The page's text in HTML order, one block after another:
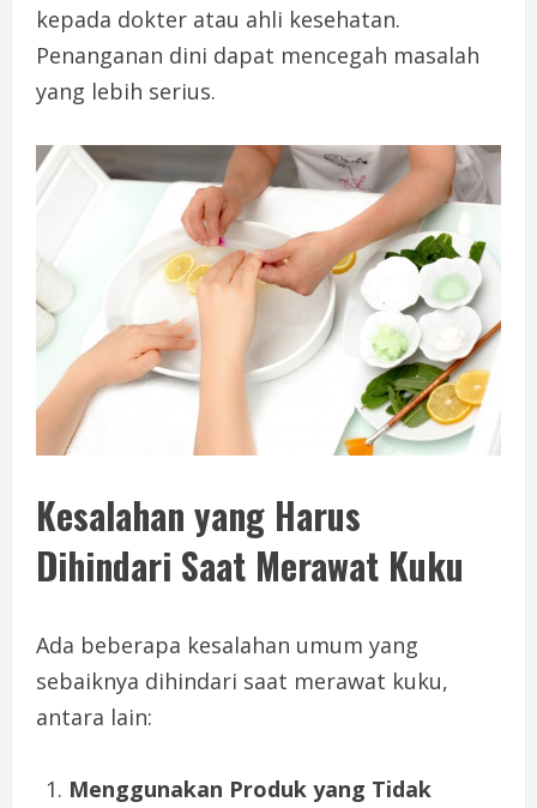
kepada dokter atau ahli kesehatan.
Penanganan dini dapat mencegah masalah
yang lebih serius.
Kesalahan yang Harus
Dihindari Saat Merawat Kuku
Ada beberapa kesalahan umum yang
sebaiknya dihindari saat merawat kuku,
antara lain:
Menggunakan Produk yang Tidak